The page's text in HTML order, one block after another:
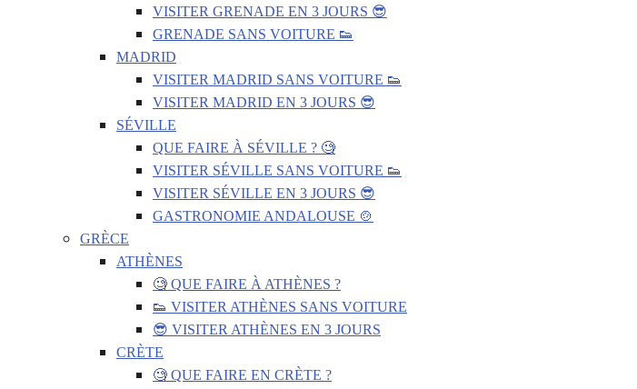
VISITER GRENADE EN 3 JOURS 😎
GRENADE SANS VOITURE 👟
MADRID
VISITER MADRID SANS VOITURE 👟
VISITER MADRID EN 3 JOURS 😎
SÉVILLE
QUE FAIRE À SÉVILLE ? 🧐
VISITER SÉVILLE SANS VOITURE 👟
VISITER SÉVILLE EN 3 JOURS 😎
GASTRONOMIE ANDALOUSE 🍲
GRÈCE
ATHÈNES
🧐 QUE FAIRE À ATHÈNES ?
👟 VISITER ATHÈNES SANS VOITURE
😎 VISITER ATHÈNES EN 3 JOURS
CRÈTE
🧐 QUE FAIRE EN CRÈTE ?